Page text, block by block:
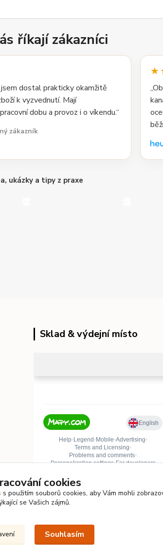
říkají zákazníci
jsem dostal prakticky okamžitě
k vyzvednutí. Mají
dobu a provoz i o víkendu.“
zákazník
ukázky a tipy z praxe
Sklad & výdejní místo
cookies
s použitím souborů cookies, aby Vám mohli
se Vašich zájmů.
Souhlasím